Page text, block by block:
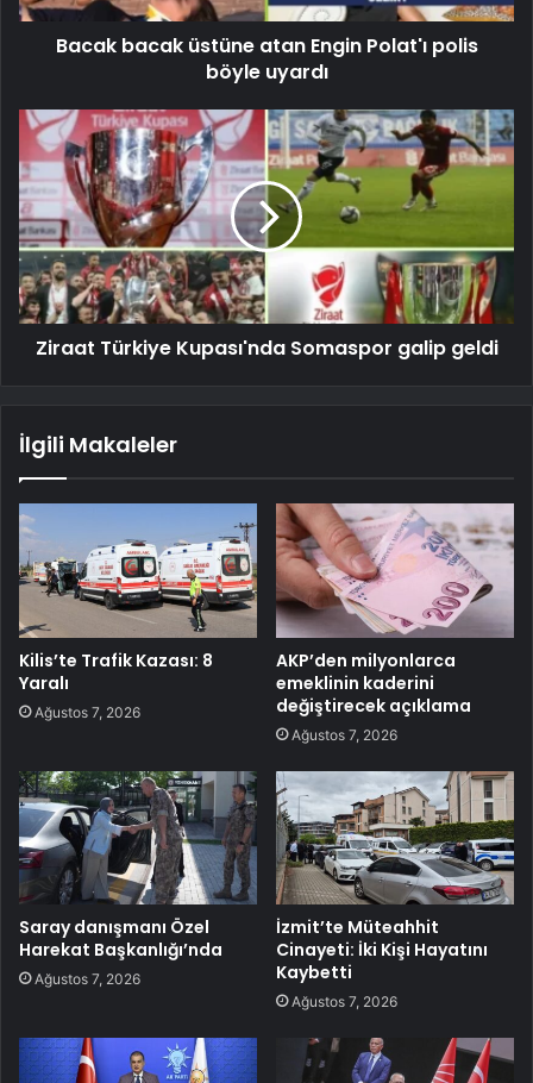
Bacak bacak üstüne atan Engin Polat'ı polis
böyle uyardı
Ziraat Türkiye Kupası'nda Somaspor galip geldi
İlgili Makaleler
Kilis’te Trafik Kazası: 8
Yaralı
Ağustos 7, 2026
AKP’den milyonlarca
emeklinin kaderini
değiştirecek açıklama
Ağustos 7, 2026
Saray danışmanı Özel
Harekat Başkanlığı’nda
Ağustos 7, 2026
İzmit’te Müteahhit
Cinayeti: İki Kişi Hayatını
Kaybetti
Ağustos 7, 2026